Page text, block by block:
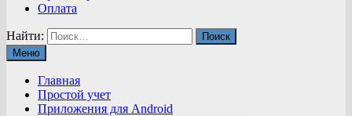
Оплата
Найти:
Меню
Главная
Простой учет
Приложения для Android